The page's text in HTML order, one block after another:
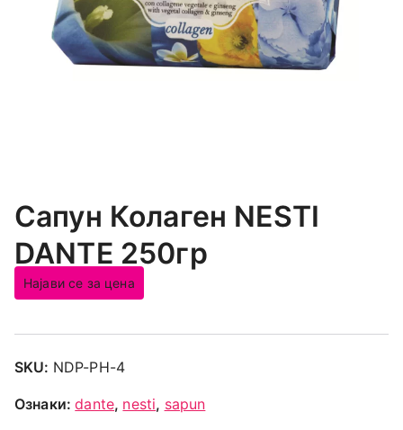
Сапун Колаген NESTI
DANTE 250гр
Најави се за цена
SKU: NDP-PH-4
Ознаки:dante, nesti, sapun